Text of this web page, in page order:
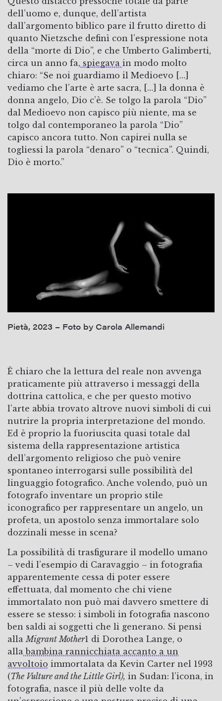
dell’uomo e, dunque, dell’artista
dall’argomento biblico pare il frutto diretto di
quanto Nietzsche definì con l’espressione nota
della “morte di Dio”, e che Umberto Galimberti,
circa un anno fa, spiegava in modo molto
chiaro: “Se noi guardiamo il Medioevo […]
vediamo che l’arte è arte sacra, […] la donna è
donna angelo, Dio c’è. Se tolgo la parola “Dio”
dal Medioevo non capisco più niente, ma se
tolgo dal contemporaneo la parola “Dio”
capisco ancora tutto. Non capirei nulla se
togliessi la parola “denaro” o “tecnica”. Quindi,
Dio è morto.”
Pietà, 2023 – Foto by Carola Allemandi
È chiaro che la lettura del reale non avvenga
praticamente più attraverso i messaggi della
dottrina cattolica, e che per questo motivo
l’arte abbia trovato altrove nuovi simboli di cui
nutrire la propria interpretazione del mondo.
Ed è proprio la fuoriuscita quasi totale dal
sistema della rappresentazione artistica
dell’argomento religioso che può venire
spontaneo interrogarsi sulle possibilità del
linguaggio fotografico. Anche volendo, può un
fotografo inventare un proprio stile
iconografico per rappresentare un angelo, un
profeta, un apostolo senza immortalare solo
dozzinali messe in scena?
La possibilità di trasfigurare il modello umano
– vedi l’esempio di Caravaggio – in fotografia
apparentemente cessa di poter essere
effettuata, dal momento che chi viene
immortalato non può mai davvero smettere di
essere se stesso: i simboli in fotografia nascono
ben saldi ai soggetti che li generano. Si pensi
allaMigrant Mother1 di Dorothea Lange, o
alla bambina rannicchiata accanto a un
avvoltoio immortalata da Kevin Carter nel 1993
(The Vulture and the Little Girl), in Sudan: l’icona, in
fotografia, nasce il più delle volte da